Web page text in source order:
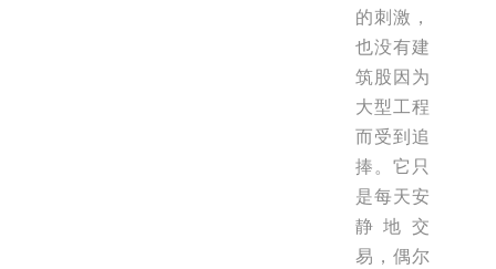
的刺激，
也没有建
筑股因为
大型工程
而受到追
捧。它只
是每天安
静地交
易，偶尔